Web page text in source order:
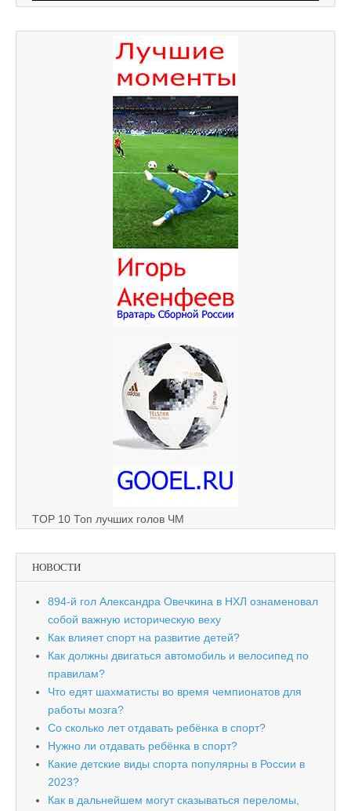
TOP 10 Топ лучших голов ЧМ
НОВОСТИ
894-й гол Александра Овечкина в НХЛ ознаменовал
собой важную историческую веху
Как влияет спорт на развитие детей?
Как должны двигаться автомобиль и велосипед по
правилам?
Что едят шахматисты во время чемпионатов для
работы мозга?
Со сколько лет отдавать ребёнка в спорт?
Нужно ли отдавать ребёнка в спорт?
Какие детские виды спорта популярны в России в
2023?
Как в дальнейшем могут сказываться переломы,